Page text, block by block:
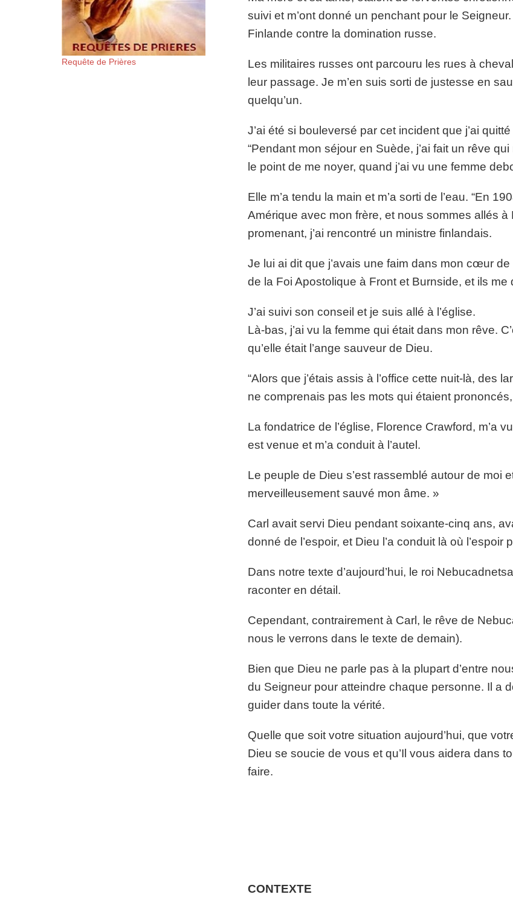
Requête de Prières
suivi et m’ont donné un penchant pour le
Finlande contre la domination russe.
Les militaires russes ont parcouru les rues à
leur passage. Je m’en suis sorti de justesse en
quelqu’un.
J’ai été si bouleversé par cet incident que j’ai
“Pendant mon séjour en Suède, j’ai fait un rêve
le point de me noyer, quand j’ai vu une femme
Elle m’a tendu la main et m’a sorti de l’eau. “En
Amérique avec mon frère, et nous sommes allés à
promenant, j’ai rencontré un ministre finlandais.
Je lui ai dit que j’avais une faim dans mon cœur de
de la Foi Apostolique à Front et Burnside, et ils me
J’ai suivi son conseil et je suis allé à l’église.
Là-bas, j’ai vu la femme qui était dans mon rêve.
qu’elle était l’ange sauveur de Dieu.
“Alors que j’étais assis à l’office cette nuit-là, des
ne comprenais pas les mots qui étaient
La fondatrice de l’église, Florence Crawford, m’a
est venue et m’a conduit à l’autel.
Le peuple de Dieu s’est rassemblé autour de moi
merveilleusement sauvé mon âme. »
Carl avait servi Dieu pendant soixante-cinq ans,
donné de l’espoir, et Dieu l’a conduit là où l’espoir
Dans notre texte d’aujourd’hui, le roi
raconter en détail.
Cependant, contrairement à Carl, le rêve de
nous le verrons dans le texte de demain).
Bien que Dieu ne parle pas à la plupart d’entre
du Seigneur pour atteindre chaque personne. Il a
guider dans toute la vérité.
Quelle que soit votre situation aujourd’hui, que
Dieu se soucie de vous et qu’Il vous aidera dans
faire.
CONTEXTE